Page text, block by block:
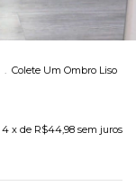
. Colete Um Ombro Liso
4 x de R$44,98 sem juros